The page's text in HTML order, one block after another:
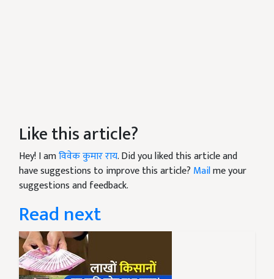
Like this article?
Hey! I amविवेक कुमार राय. Did you liked this article and
have suggestions to improve this article? Mailme your
suggestions and feedback.
Read next